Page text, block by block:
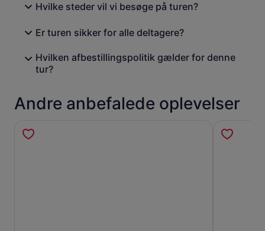
Hvilke steder vil vi besøge på turen?
Er turen sikker for alle deltagere?
Hvilken afbestillingspolitik gælder for denne
tur?
Andre anbefalede oplevelser